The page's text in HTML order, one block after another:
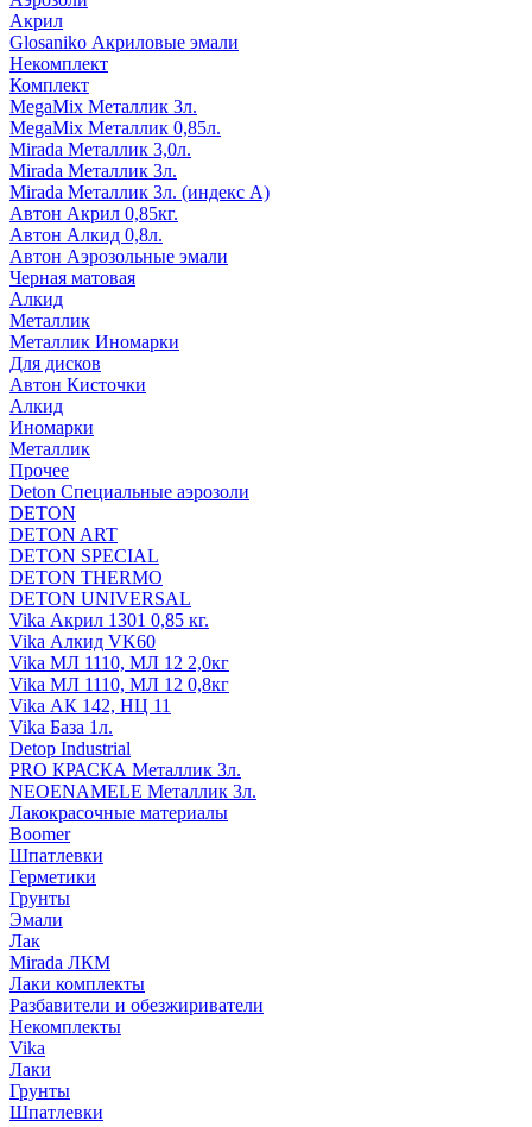
Акрил
Glosaniko Акриловые эмали
Некомплект
Комплект
MegaMix Металлик 3л.
MegaMix Металлик 0,85л.
Mirada Металлик 3,0л.
Mirada Металлик 3л.
Mirada Металлик 3л. (индекс А)
Автон Акрил 0,85кг.
Автон Алкид 0,8л.
Автон Аэрозольные эмали
Черная матовая
Алкид
Металлик
Металлик Иномарки
Для дисков
Автон Кисточки
Алкид
Иномарки
Металлик
Прочее
Deton Специальные аэрозоли
DETON
DETON ART
DETON SPECIAL
DETON THERMO
DETON UNIVERSAL
Vika Акрил 1301 0,85 кг.
Vika Алкид VK60
Vika МЛ 1110, МЛ 12 2,0кг
Vika МЛ 1110, МЛ 12 0,8кг
Vika АК 142, НЦ 11
Vika База 1л.
Detop Industrial
PRO КРАСКА Металлик 3л.
NEOENAMELE Металлик 3л.
Лакокрасочные материалы
Boomer
Шпатлевки
Герметики
Грунты
Эмали
Лак
Mirada ЛКМ
Лаки комплекты
Разбавители и обезжириватели
Некомплекты
Vika
Лаки
Грунты
Шпатлевки